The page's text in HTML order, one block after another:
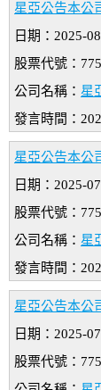
星亞公告本公
日期：2025-
股票代號：
公司名稱： 星
發言時間：
星亞公告本公
日期：2025-
股票代號：
公司名稱： 星
發言時間：
星亞公告本公
日期：2025-
股票代號：